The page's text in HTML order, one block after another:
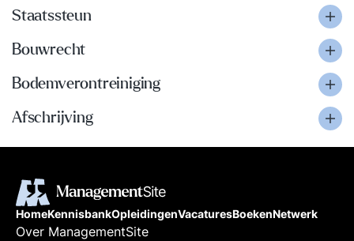
Staatssteun
Bouwrecht
Bodemverontreiniging
Afschrijving
HomeKennisbankOpleidingenVacaturesBoekenNetwerk
Over ManagementSite